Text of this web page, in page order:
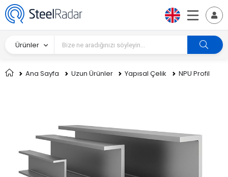
Ürünler
Ana Sayfa Uzun Ürünler Yapısal Çelik NPU Profil